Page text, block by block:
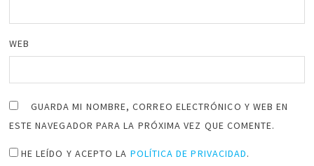
WEB
GUARDA MI NOMBRE, CORREO ELECTRÓNICO Y WEB EN
ESTE NAVEGADOR PARA LA PRÓXIMA VEZ QUE COMENTE.
HE LEÍDO Y ACEPTO LA POLÍTICA DE PRIVACIDAD.